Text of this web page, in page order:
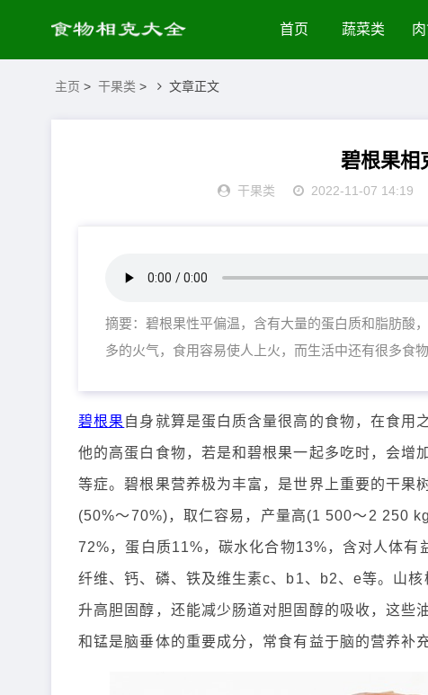
首页 蔬菜类
主页 > 干果类 > 文章正文
碧根果相
干果类 2022-11-07 14:19
摘要：碧根果性平偏温，含有大量的蛋白质和脂肪酸
多的火气，食用容易使人上火，而生活中还有很多食
碧根果 自身就算是蛋白质含量很高的食物，在食用
他的高蛋白食物，若是和碧根果一起多吃时，会增
等症。碧根果营养极为丰富，是世界上重要的干
(50%～70%)，取仁容易，产量高(1 500～2 250
72%，蛋白质11%，碳水化合物13%，含对人体有
纤维、钙、磷、铁及维生素c、b1、b2、e等。山
升高胆固醇，还能减少肠道对胆固醇的吸收，这些
和锰是脑垂体的重要成分，常食有益于脑的营养补